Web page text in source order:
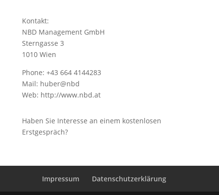
Kontakt:
NBD Management GmbH
Sterngasse 3
1010 Wien
Phone: +43 664 4144283
Mail: huber@nbd
Web: http://www.nbd.at
Haben Sie Interesse an einem kostenlosen
Erstgespräch?
Impressum Datenschutzerklärung